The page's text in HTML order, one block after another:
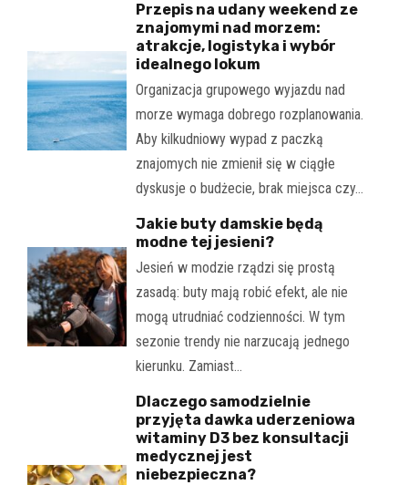
Przepis na udany weekend ze
znajomymi nad morzem:
atrakcje, logistyka i wybór
idealnego lokum
Organizacja grupowego wyjazdu nad
morze wymaga dobrego rozplanowania.
Aby kilkudniowy wypad z paczką
znajomych nie zmienił się w ciągłe
dyskusje o budżecie, brak miejsca czy…
Jakie buty damskie będą
modne tej jesieni?
Jesień w modzie rządzi się prostą
zasadą: buty mają robić efekt, ale nie
mogą utrudniać codzienności. W tym
sezonie trendy nie narzucają jednego
kierunku. Zamiast…
Dlaczego samodzielnie
przyjęta dawka uderzeniowa
witaminy D3 bez konsultacji
medycznej jest
niebezpieczna?